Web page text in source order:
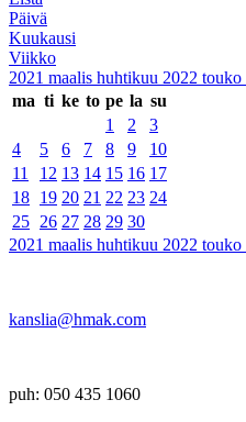
Päivä
Kuukausi
Viikko
2021 maalis huhtikuu 2022 touko
ma ti ke to pe la su
1
2
3
4
5 6 7 8 9
10
11
12 13 14 15 16 17
18 19 20 21 22 23 24
25 26 27 28 29 30
2021 maalis huhtikuu 2022 touko
kanslia@hmak.com
puh: 050 435 1060